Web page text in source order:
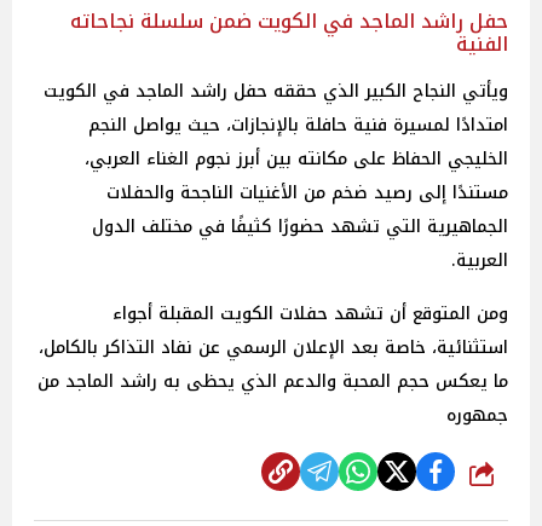
حفل راشد الماجد في الكويت ضمن سلسلة نجاحاته
الفنية
ويأتي النجاح الكبير الذي حققه حفل راشد الماجد في الكويت
امتدادًا لمسيرة فنية حافلة بالإنجازات، حيث يواصل النجم
الخليجي الحفاظ على مكانته بين أبرز نجوم الغناء العربي،
مستندًا إلى رصيد ضخم من الأغنيات الناجحة والحفلات
الجماهيرية التي تشهد حضورًا كثيفًا في مختلف الدول
العربية.
ومن المتوقع أن تشهد حفلات الكويت المقبلة أجواء
استثنائية، خاصة بعد الإعلان الرسمي عن نفاد التذاكر بالكامل،
ما يعكس حجم المحبة والدعم الذي يحظى به راشد الماجد من
جمهوره
شارك